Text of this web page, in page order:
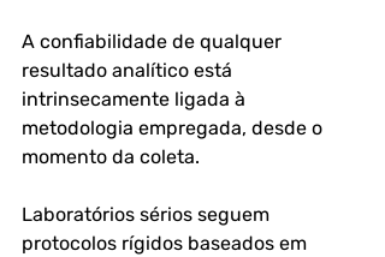
A confiabilidade de qualquer
resultado analítico está
intrinsecamente ligada à
metodologia empregada, desde o
momento da coleta.
Laboratórios sérios seguem
protocolos rígidos baseados em